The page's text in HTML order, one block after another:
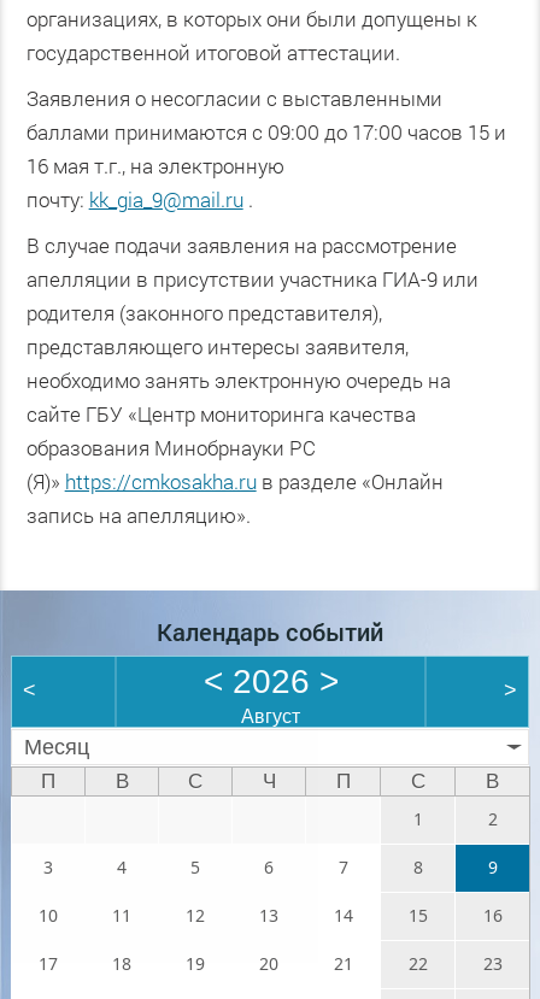
организациях, в которых они были допущены к
государственной итоговой аттестации.
Заявления о несогласии с выставленными
баллами принимаются с 09:00 до 17:00 часов 15 и
16 мая т.г., на электронную
почту: kk_gia_9@mail.ru.
В случае подачи заявления на рассмотрение
апелляции в присутствии участника ГИА-9 или
родителя (законного представителя),
представляющего интересы заявителя,
необходимо занять электронную очередь на
сайте ГБУ «Центр мониторинга качества
образования Минобрнауки РС
(Я)» https://cmkosakha.ruв разделе «Онлайн
запись на апелляцию».
Календарь событий
< < 2026 >
Август
>
Месяц
П В С Ч П С
В
1
2
3 4 5 6 7 8 9
10 11 12 13 14 15 16
17 18 19 20 21 22 23